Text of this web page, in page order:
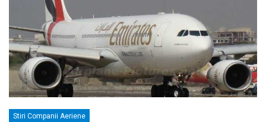
Stiri Companii Aeriene